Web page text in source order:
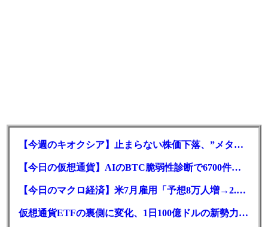
【今週のキオクシア】止まらない株価下落、”メタプラネット化”の指摘は本当？
【今日の仮想通貨】AIのBTC脆弱性診断で6700件の指摘。赤字マイニング企業はAIに賭ける
【今日のマクロ経済】米7月雇用「予想8万人増→2.3万人減」で利上げ観測後退
仮想通貨ETFの裏側に変化、1日100億ドルの新勢力がSEC登録